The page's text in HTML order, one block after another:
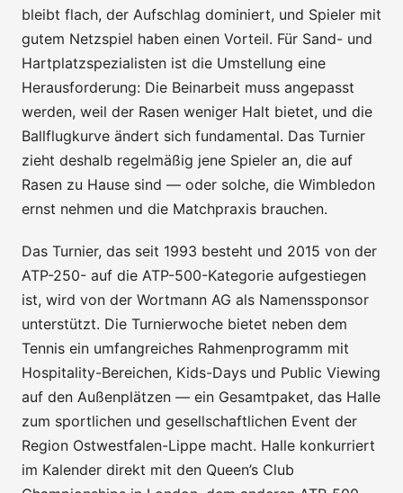
bleibt flach, der Aufschlag dominiert, und Spieler mit
gutem Netzspiel haben einen Vorteil. Für Sand- und
Hartplatzspezialisten ist die Umstellung eine
Herausforderung: Die Beinarbeit muss angepasst
werden, weil der Rasen weniger Halt bietet, und die
Ballflugkurve ändert sich fundamental. Das Turnier
zieht deshalb regelmäßig jene Spieler an, die auf
Rasen zu Hause sind — oder solche, die Wimbledon
ernst nehmen und die Matchpraxis brauchen.
Das Turnier, das seit 1993 besteht und 2015 von der
ATP-250- auf die ATP-500-Kategorie aufgestiegen
ist, wird von der Wortmann AG als Namenssponsor
unterstützt. Die Turnierwoche bietet neben dem
Tennis ein umfangreiches Rahmenprogramm mit
Hospitality-Bereichen, Kids-Days und Public Viewing
auf den Außenplätzen — ein Gesamtpaket, das Halle
zum sportlichen und gesellschaftlichen Event der
Region Ostwestfalen-Lippe macht. Halle konkurriert
im Kalender direkt mit den Queen’s Club